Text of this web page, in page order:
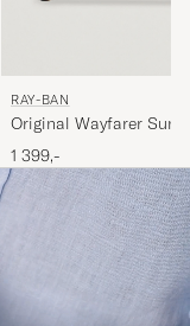
RAY-BAN
Original Wayfarer
Tortoise/Crystal Green
1 399,-